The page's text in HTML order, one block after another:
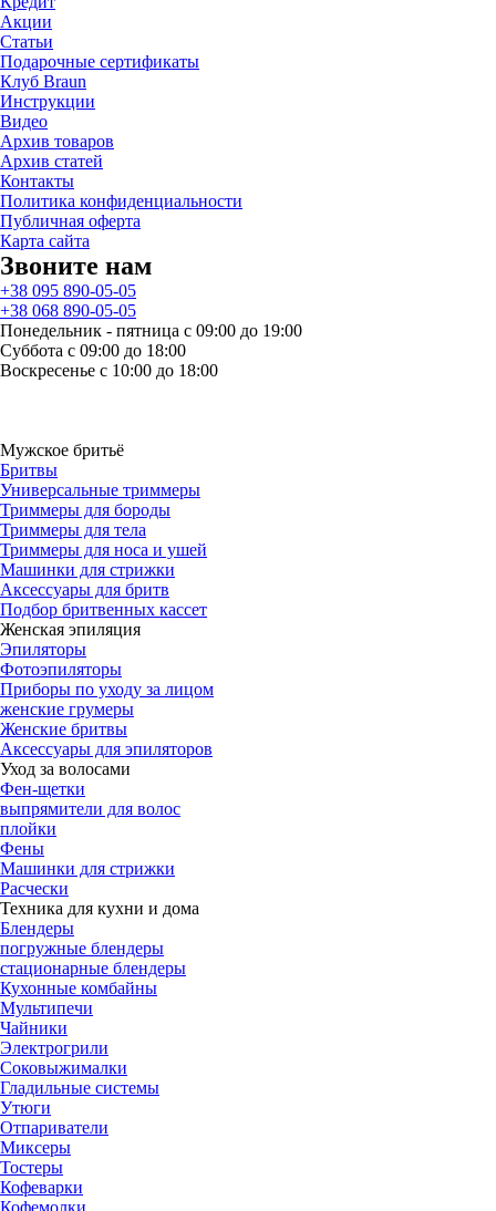
Акции
Статьи
Подарочные сертификаты
Клуб Braun
Инструкции
Видео
Архив товаров
Архив статей
Контакты
Политика конфиденциальности
Публичная оферта
Карта сайта
Звоните нам
+38 095 890-05-05
+38 068 890-05-05
Понедельник - пятница с 09:00 до 19:00
Суббота с 09:00 до 18:00
Воскресенье с 10:00 до 18:00
Мужское бритьё
Бритвы
Универсальные триммеры
Триммеры для бороды
Триммеры для тела
Триммеры для носа и ушей
Машинки для стрижки
Аксессуары для бритв
Подбор бритвенных кассет
Женская эпиляция
Эпиляторы
Фотоэпиляторы
Приборы по уходу за лицом
женские грумеры
Женские бритвы
Аксессуары для эпиляторов
Уход за волосами
Фен-щетки
выпрямители для волос
плойки
Фены
Машинки для стрижки
Расчески
Техника для кухни и дома
Блендеры
погружные блендеры
стационарные блендеры
Кухонные комбайны
Мультипечи
Чайники
Электрогрили
Соковыжималки
Гладильные системы
Утюги
Отпариватели
Миксеры
Тостеры
Кофеварки
Кофемолки